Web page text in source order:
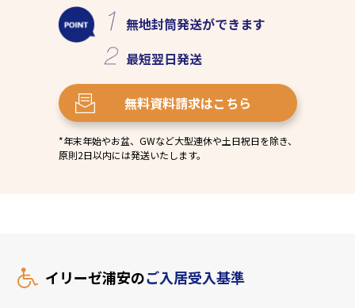
無地封筒発送ができます
最短翌日発送
無料資料請求はこちら
*年末年始やお盆、GWなど大型連休や土日祝日を除き、
原則2日以内には発送いたします。
イリーゼ浦安のご入居受入基準